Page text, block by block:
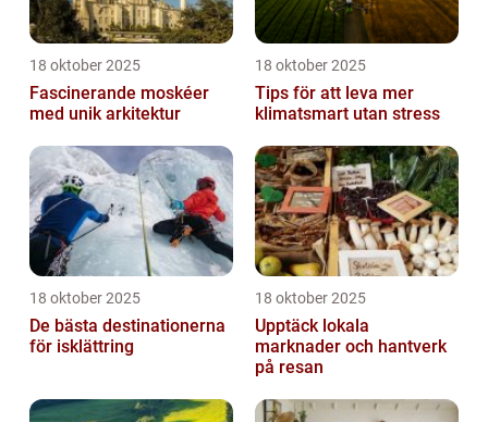
18 oktober 2025
Fascinerande moskéer
med unik arkitektur
18 oktober 2025
Tips för att leva mer
klimatsmart utan stress
18 oktober 2025
De bästa destinationerna
för isklättring
18 oktober 2025
Upptäck lokala
marknader och hantverk
på resan